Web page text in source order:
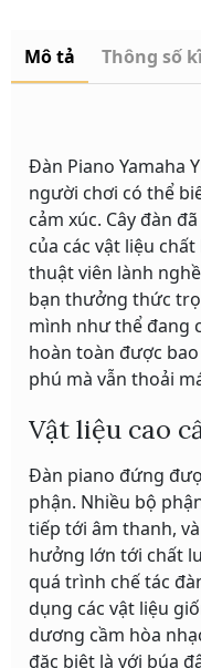
Mô tả Thông số
Đàn Piano Yamaha
người chơi có thể
cảm xúc. Cây đàn
của các vật liệu
thuật viên lành
bạn thưởng thức
mình như thể đang
hoàn toàn được
phú mà vẫn thoải
Vật liệu cao
Đàn piano đứng
phận. Nhiều bộ
tiếp tới âm thanh,
hưởng lớn tới chất
quá trình chế tác
dụng các vật liệu
dương cầm hòa
đặc biệt là với búa